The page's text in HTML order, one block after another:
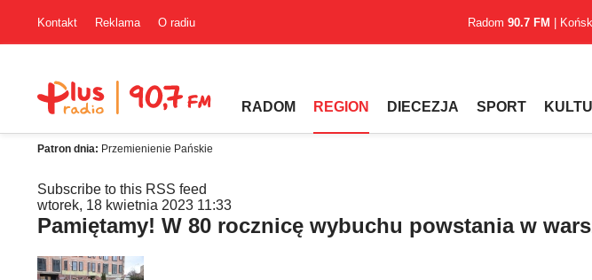
Kontakt Reklama O radiu Radom 90.7 FM |
RADOM REGION DIECEZJA SPORT
Patron dnia: Przemienienie Pańskie
Subscribe to this RSS feed
wtorek, 18 kwietnia 2023 11:33
Pamiętamy! W 80 rocznicę wybuchu powstania w